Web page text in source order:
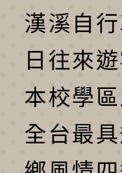
漢溪自
日往來
本校學
全台最